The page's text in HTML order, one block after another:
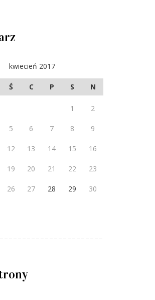
kwiecień 2017
Ś C P S N
1 2
5 6 7 8 9
12 13 14 15 16
19 20 21 22 23
26 27 28 29
30